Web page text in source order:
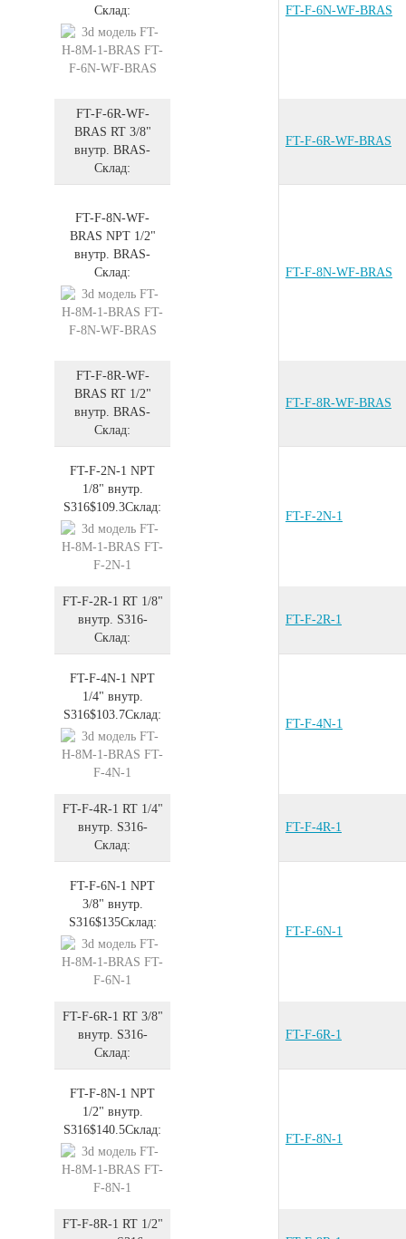
Склад:
FT-F-6N-WF-BRAS
FT-F-6R-WF-
BRAS RT 3/8"
внутр. BRAS-
Склад:
FT-F-6R-WF-BRAS
FT-F-8N-WF-
BRAS NPT 1/2"
внутр. BRAS-
Склад:
FT-F-8N-WF-BRAS
FT-F-8R-WF-
BRAS RT 1/2"
внутр. BRAS-
Склад:
FT-F-8R-WF-BRAS
FT-F-2N-1 NPT
1/8" внутр.
S316$109.3Склад:
FT-F-2N-1
FT-F-2R-1 RT 1/8"
внутр. S316-
Склад:
FT-F-2R-1
FT-F-4N-1 NPT
1/4" внутр.
S316$103.7Склад:
FT-F-4N-1
FT-F-4R-1 RT 1/4"
внутр. S316-
Склад:
FT-F-4R-1
FT-F-6N-1 NPT
3/8" внутр.
S316$135Склад:
FT-F-6N-1
FT-F-6R-1 RT 3/8"
внутр. S316-
Склад:
FT-F-6R-1
FT-F-8N-1 NPT
1/2" внутр.
S316$140.5Склад:
FT-F-8N-1
FT-F-8R-1 RT 1/2"